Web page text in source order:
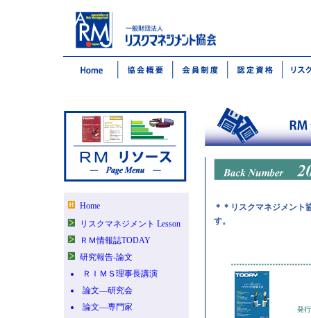
Home
リスクマネジメント Lesson
ＲＭ情報誌TODAY
研究報告-論文
ＲＩＭＳ理事長講演
論文―研究会
論文―専門家
＊＊リスクマネジメント
す。
発